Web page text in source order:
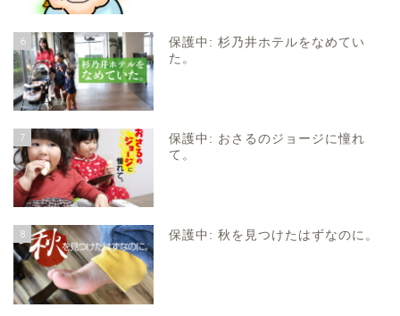
6
保護中: 杉乃井ホテルをなめてい
た。
7
保護中: おさるのジョージに憧れ
て。
8 保護中: 秋を見つけたはずなのに。